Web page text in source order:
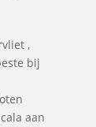
,
bij
aan